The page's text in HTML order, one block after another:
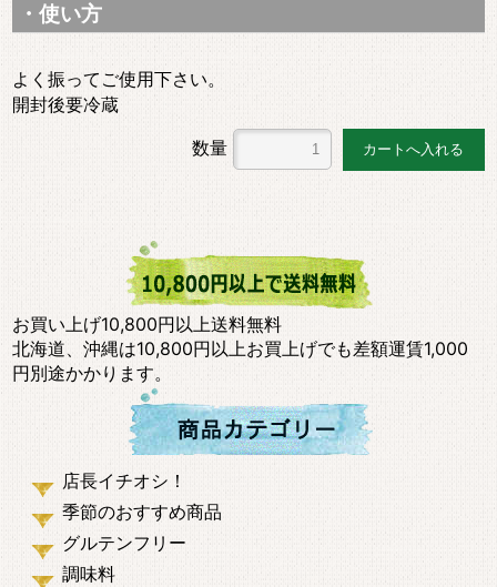
・使い方
よく振ってご使用下さい。
開封後要冷蔵
数量
お買い上げ10,800円以上送料無料
北海道、沖縄は10,800円以上お買上げでも差額運賃1,000
円別途かかります。
店長イチオシ！
季節のおすすめ商品
グルテンフリー
調味料